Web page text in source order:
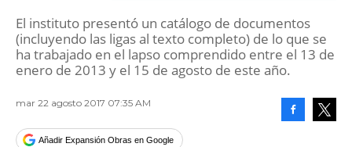
El instituto presentó un catálogo de documentos
(incluyendo las ligas al texto completo) de lo que se
ha trabajado en el lapso comprendido entre el 13 de
enero de 2013 y el 15 de agosto de este año.
mar 22 agosto 2017 07:35 AM
Añadir Expansión Obras en Google